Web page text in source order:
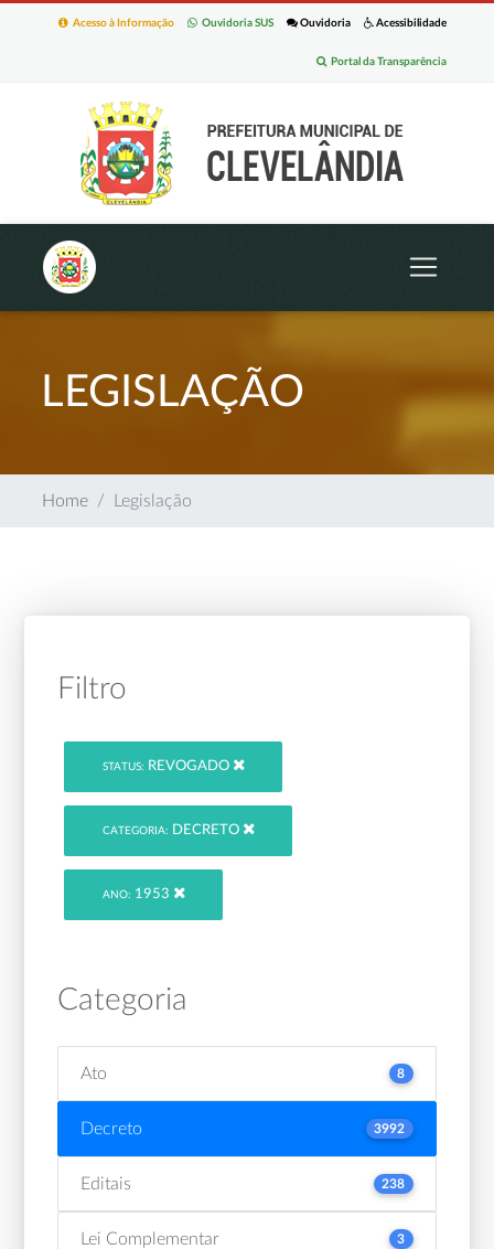
Acessibilidade
Ouvidoria
Ouvidoria SUS
Acesso à Informação
Portal da Transparência
LEGISLAÇÃO
Home Legislação
Filtro
STATUS: REVOGADO
CATEGORIA: DECRETO
ANO: 1953
Categoria
Ato 8
Decreto 3992
Editais 238
Lei Complementar 3